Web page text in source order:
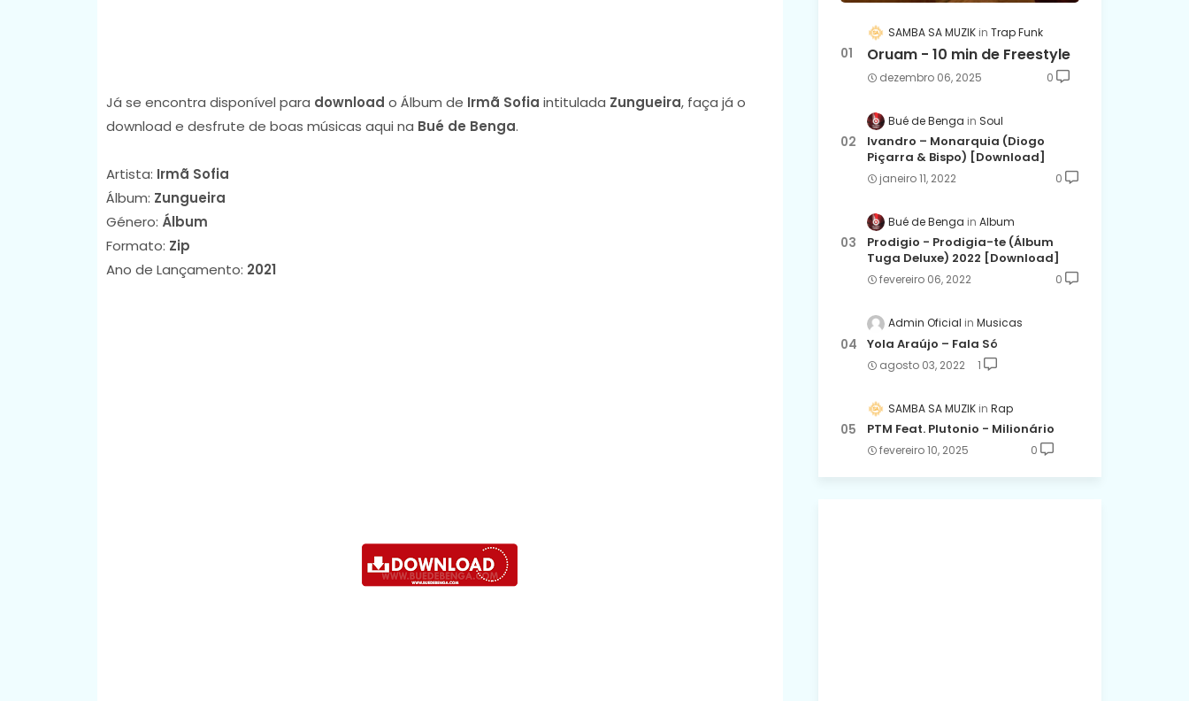
Já se encontra disponível para download o Álbum de Irmã Sofia intitulada Zungueira, faça já o
download e desfrute de boas músicas aqui na Bué de Benga.
Artista: Irmã Sofia
Álbum: Zungueira
Género: Álbum
Formato: Zip
Ano de Lançamento: 2021
SAMBA SA MUZIK Trap Funk
Oruam - 10 min de Freestyle
dezembro 06, 2025 0
Bué de Benga Soul
Ivandro – Monarquia (Diogo
Piçarra & Bispo) [Download]
janeiro 11, 2022 0
Bué de Benga Album
Prodigio - Prodigia-te (Álbum
Tuga Deluxe) 2022 [Download]
fevereiro 06, 2022 0
Admin Oficial Musicas
Yola Araújo – Fala Só
agosto 03, 2022 1
SAMBA SA MUZIK Rap
PTM Feat. Plutonio - Milionário
fevereiro 10, 2025 0